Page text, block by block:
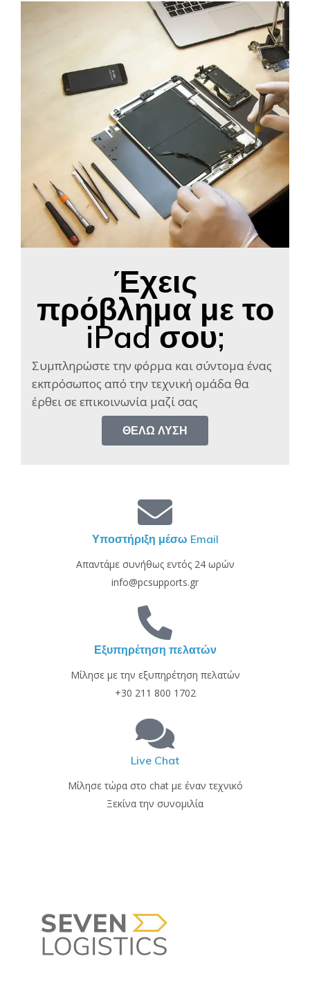
Έχεις
πρόβλημα με το
iPad σου;
Συμπληρώστε την φόρμα και σύντομα ένας
εκπρόσωπος από την τεχνική ομάδα θα
έρθει σε επικοινωνία μαζί σας​
ΘΈΛΩ ΛΎΣΗ
Υποστήριξη μέσω Email
Απαντάμε συνήθως εντός 24 ωρών
info@pcsupports.gr
Εξυπηρέτηση πελατών
Μίλησε με την εξυπηρέτηση πελατών
+30 211 800 1702
Live Chat
Μίλησε τώρα στο chat με έναν τεχνικό
Ξεκίνα την συνομιλία